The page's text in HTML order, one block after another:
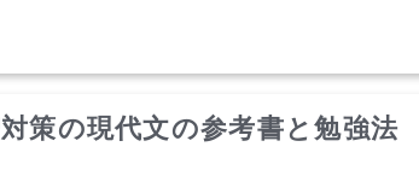
策の現代文の参考書と勉強法